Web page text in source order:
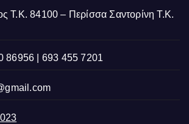
Τ.Κ. 84100 – Περίσσα Σαντορίνη Τ.Κ.
86956 | 693 455 7201